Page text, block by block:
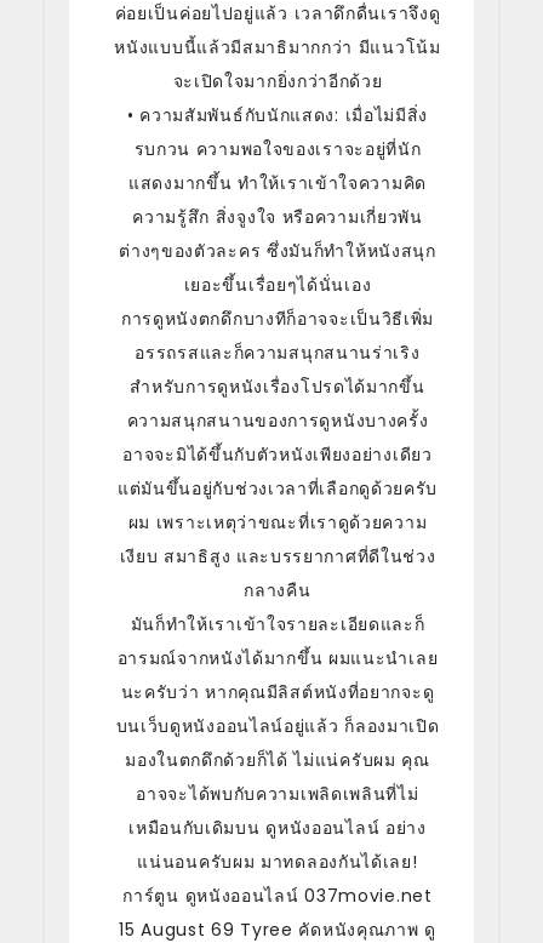
ค่อยเป็นค่อยไปอยู่แล้ว เวลาดึกดื่นเราจึงดู
หนังแบบนี้แล้วมีสมาธิมากกว่า มีแนวโน้ม
จะเปิดใจมากยิ่งกว่าอีกด้วย
• ความสัมพันธ์กับนักแสดง: เมื่อไม่มีสิ่ง
รบกวน ความพอใจของเราจะอยู่ที่นัก
แสดงมากขึ้น ทำให้เราเข้าใจความคิด
ความรู้สึก สิ่งจูงใจ หรือความเกี่ยวพัน
ต่างๆของตัวละคร ซึ่งมันก็ทำให้หนังสนุก
เยอะขึ้นเรื่อยๆได้นั่นเอง
การดูหนังตกดึกบางทีก็อาจจะเป็นวิธีเพิ่ม
อรรถรสและก็ความสนุกสนานร่าเริง
สำหรับการดูหนังเรื่องโปรดได้มากขึ้น
ความสนุกสนานของการดูหนังบางครั้ง
อาจจะมิได้ขึ้นกับตัวหนังเพียงอย่างเดียว
แต่มันขึ้นอยู่กับช่วงเวลาที่เลือกดูด้วยครับ
ผม เพราะเหตุว่าขณะที่เราดูด้วยความ
เงียบ สมาธิสูง และบรรยากาศที่ดีในช่วง
กลางคืน
มันก็ทำให้เราเข้าใจรายละเอียดและก็
อารมณ์จากหนังได้มากขึ้น ผมแนะนำเลย
นะครับว่า หากคุณมีลิสต์หนังที่อยากจะดู
บนเว็บดูหนังออนไลน์อยู่แล้ว ก็ลองมาเปิด
มองในตกดึกด้วยก็ได้ ไม่แน่ครับผม คุณ
อาจจะได้พบกับความเพลิดเพลินที่ไม่
เหมือนกับเดิมบน ดูหนังออนไลน์ อย่าง
แน่นอนครับผม มาทดลองกันได้เลย!
การ์ตูน ดูหนังออนไลน์ 037movie.net
15 August 69 Tyree คัดหนังคุณภาพ ดู